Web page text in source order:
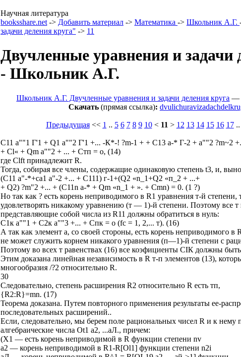
Научная литература
booksshare.net -> Добавить материал -> Математика -> Школьник А.Г.
задачи деления круга" -> 11
Двучленные уравнения и задачи
- Школьник А.Г.
Школьник А.Г. Двучленные уравнения и задачи деления круга —
Скачать (прямая ссылка):
Предыдущая<< 1 .. 5 6 7 8 9 10< 11 > 12 13 14 15 16 17..
C11 а""1 Г'1 + Q1 а""2 Г'1 +... -К*-! ?m-1 + + C13 а-* Г-2 + а""2 ?m~2
+ Cl« + Qm а""2 + ... + Стп = о, (14)
где Clft принадлежит R.
Тогда, собирая все члены, содержащие одинаковую степень t3, и,
(C11 а"-*+са1 а"-2 +... + C111) г-1+(Q2 «n_1+Q2 «п_2 + ...+
+ Q2) ?m"2 +... + (C11n а-* + Qm «n_1 + ». + Cmn) = 0. (1 ?)
Ho так как ? есть корень неприводимого в R1 уравнения т-й степени,
удовлетворять никакому уравнению (т — 1)-й степени. Поэтому все т
представляющие собой числа из R11 должны обратиться в нуль:
С1к а""1 + С2к а""3 +... + Спк = о (fc = 1, 2,... т). (16)
А так как элемент а, со своей стороны, есть корень неприводимого в
не может служить корнем никакого уравнения (п—1)-й степени с
Поэтому во всех т равенствах (16) все коэфициенты СІК должны
Этим доказана линейная независимость в R т-п элементов (13),
многообразия /?2 относительно R.
30
Следовательно, степень расширения R2 относительно R есть тп,
{R2:R}=mn. (17)
Теорема доказана. Путем повторного применения результаты ее-
последовательных расширений..
Если, следовательно, мы берем поле рациональных чисел R и к нему
алгебраические числа Ot1 а2, ...аЛ., причем:
(X1 — есть корень неприводимой в R функции степени nv
а2 — корень неприводимой в R1-R[Ol1] функции степени n2i